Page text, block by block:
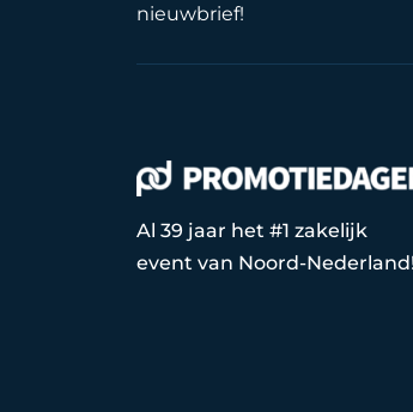
nieuwbrief!
Al 39 jaar het #1 zakelijk
event van Noord-Nederland!